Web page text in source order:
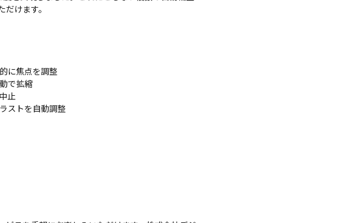
けます。
に焦点を調整
で拡縮
止
ストを自動調整